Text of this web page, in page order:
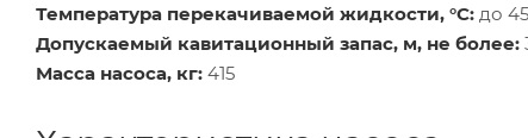
Температура перекачиваемой жидкости, °С: до 45
Допускаемый кавитационный запас, м, не более:
Масса насоса, кг: 415